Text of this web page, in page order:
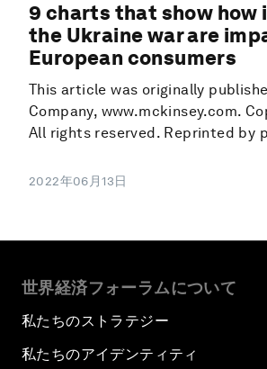
9 charts that show how
the Ukraine war are
European consumers
This article was originally
Company, www.mckinsey.com.
All rights reserved. Reprinted by
2022年06月13日
世界経済フォーラムについて
私たちのストラテジー
私たちのアイデンティティ